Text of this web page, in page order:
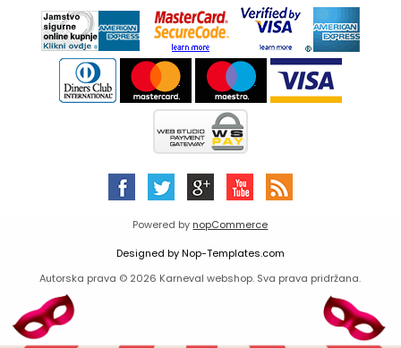
Powered by nopCommerce
Designed byNop-Templates.com
Autorska prava © 2026 Karneval webshop. Sva prava pridržana.